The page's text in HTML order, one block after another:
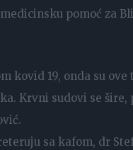
pomoć za
kovid 19, onda su
Krvni sudovi se šire,
sa kafom, dr